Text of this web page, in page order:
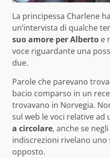
La principessa Charlene
un’intervista di qualche
suo amore per Alberto e
voce riguardante una
due.
Parole che parevano
bacio comparso in un
trovavano in Norvegia.
sul web le voci relative ad
a circolare, anche se
indiscrezioni rivelano
opposto.